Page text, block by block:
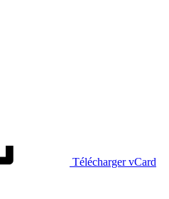
Télécharger vCard